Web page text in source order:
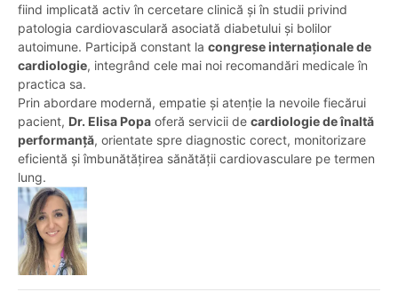
fiind implicată activ în cercetare clinică și în studii privind
patologia cardiovasculară asociată diabetului și bolilor
autoimune. Participă constant la congrese internaționale de
cardiologie, integrând cele mai noi recomandări medicale în
practica sa.
Prin abordare modernă, empatie și atenție la nevoile fiecărui
pacient, Dr. Elisa Popa oferă servicii de cardiologie de înaltă
performanță, orientate spre diagnostic corect, monitorizare
eficientă și îmbunătățirea sănătății cardiovasculare pe termen
lung.